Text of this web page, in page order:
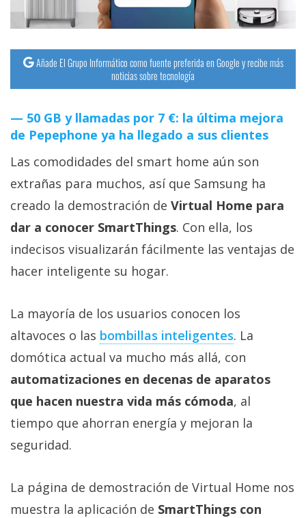
Añade El Grupo Informático como fuente preferida en Google y recibe más
noticias sobre tecnología
50 GB y llamadas por 7 €: la última mejora
de Pepephone ya ha llegado a sus clientes
Las comodidades del smart home aún son
extrañas para muchos, así que Samsung ha
creado la demostración de Virtual Home para
dar a conocer SmartThings. Con ella, los
indecisos visualizarán fácilmente las ventajas de
hacer inteligente su hogar.
La mayoría de los usuarios conocen los
altavoces o las bombillas inteligentes‎. La
domótica actual va mucho más allá, con
automatizaciones en decenas de aparatos
que hacen nuestra vida más cómoda, al
tiempo que ahorran energía y mejoran la
seguridad.
La página de demostración de Virtual Home nos
muestra la aplicación de SmartThings con